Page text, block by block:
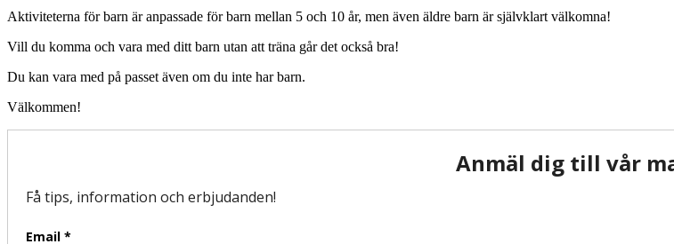
Aktiviteterna för barn är anpassade för barn mellan 5 och 10 år, men även äldre barn är självklart välkomna!
Vill du komma och vara med ditt barn utan att träna går det också bra!
Du kan vara med på passet även om du inte har barn.
Välkommen!